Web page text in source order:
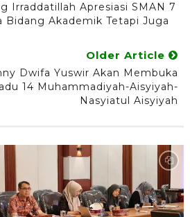
Irraddatillah Apresiasi SMAN 7
Bidang Akademik Tetapi Juga
Older Article
Dwifa Yuswir Akan Membuka
14 Muhammadiyah-Aisyiyah-
Nasyiatul Aisyiyah